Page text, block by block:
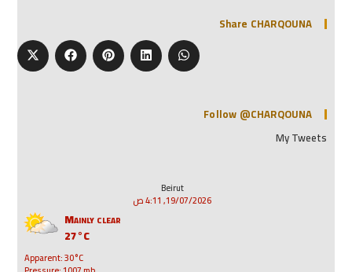
Share CHARQOUNA
Follow @CHARQOUNA
My Tweets
Beirut
19/07/2026, 4:11 ص
Mainly clear
27°C
Apparent: 30°C